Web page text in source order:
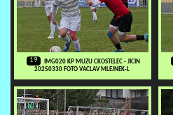
19
IMG020 KP MUZU CKOSTELEC - JICIN
20250330 FOTO VACLAV MLEJNEK-L